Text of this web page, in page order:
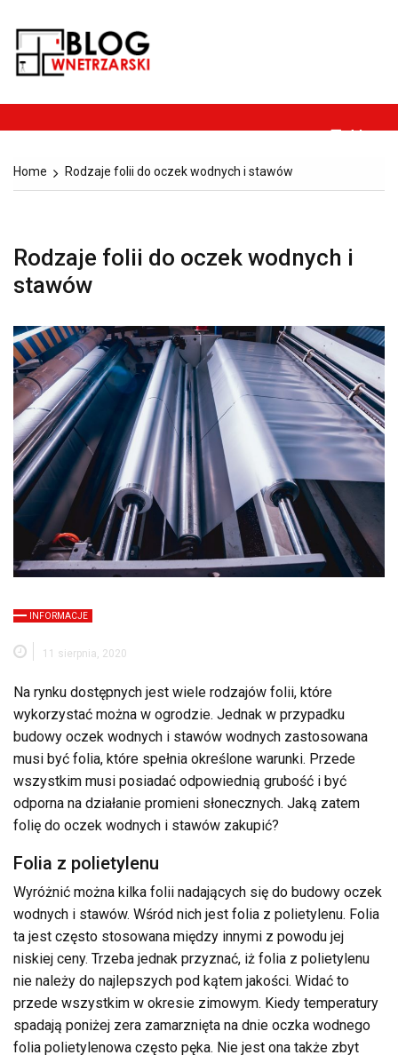
content
architektura.
Menu
Home Rodzaje folii do oczek wodnych i stawów
Rodzaje folii do oczek wodnych i
stawów
INFORMACJE
11 sierpnia, 2020
Na rynku dostępnych jest wiele rodzajów folii, które
wykorzystać można w ogrodzie. Jednak w przypadku
budowy oczek wodnych i stawów wodnych zastosowana
musi być folia, które spełnia określone warunki. Przede
wszystkim musi posiadać odpowiednią grubość i być
odporna na działanie promieni słonecznych. Jaką zatem
folię do oczek wodnych i stawów zakupić?
Folia z polietylenu
Wyróżnić można kilka folii nadających się do budowy oczek
wodnych i stawów. Wśród nich jest folia z polietylenu. Folia
ta jest często stosowana między innymi z powodu jej
niskiej ceny. Trzeba jednak przyznać, iż folia z polietylenu
nie należy do najlepszych pod kątem jakości. Widać to
przede wszystkim w okresie zimowym. Kiedy temperatury
spadają poniżej zera zamarznięta na dnie oczka wodnego
folia polietylenowa często pęka. Nie jest ona także zbyt